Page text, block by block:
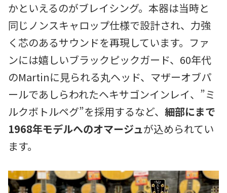
かといえるのがブレイシング。本器は当時と
同じノンスキャロップ仕様で設計され、力強
く芯のあるサウンドを再現しています。ファ
ンには嬉しいブラックピックガード、60年代
のMartinに見られる丸ヘッド、マザーオブパ
ールであしらわれたヘキサゴンインレイ、”ミ
ルクボトルペグ”を採用するなど、 細部にまで
1968年モデルへのオマージュが込められてい
ます。